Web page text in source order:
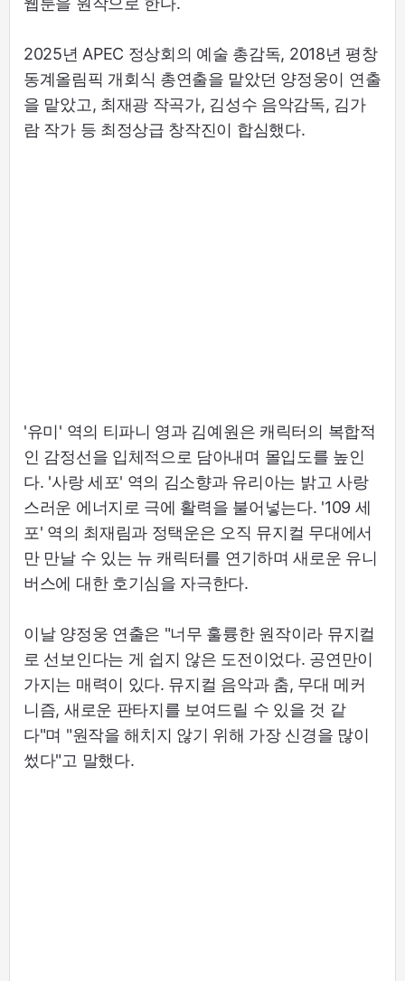
2025년 APEC 정상회의 예술 총감독, 2018년 평창
동계올림픽 개회식 총연출을 맡았던 양정웅이 연출
을 맡았고, 최재광 작곡가, 김성수 음악감독, 김가
람 작가 등 최정상급 창작진이 합심했다.
'유미' 역의 티파니 영과 김예원은 캐릭터의 복합적
인 감정선을 입체적으로 담아내며 몰입도를 높인
다. '사랑 세포' 역의 김소향과 유리아는 밝고 사랑
스러운 에너지로 극에 활력을 불어넣는다. '109 세
포' 역의 최재림과 정택운은 오직 뮤지컬 무대에서
만 만날 수 있는 뉴 캐릭터를 연기하며 새로운 유니
버스에 대한 호기심을 자극한다.
이날 양정웅 연출은 "너무 훌륭한 원작이라 뮤지컬
로 선보인다는 게 쉽지 않은 도전이었다. 공연만이
가지는 매력이 있다. 뮤지컬 음악과 춤, 무대 메커
니즘, 새로운 판타지를 보여드릴 수 있을 것 같
다"며 "원작을 해치지 않기 위해 가장 신경을 많이
썼다"고 말했다.